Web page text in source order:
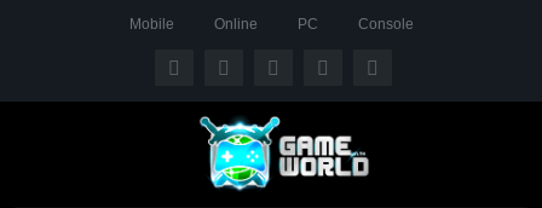
Mobile Online PC Console